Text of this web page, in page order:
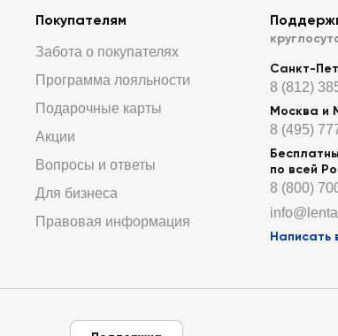
Покупателям
Забота о покупателях
Программа лояльности
Подарочные карты
Акции
Вопросы и ответы
Для бизнеса
Правовая информация
Санкт-
8 (812)
Москва и
8 (495)
по всей
8 (800)
Написать